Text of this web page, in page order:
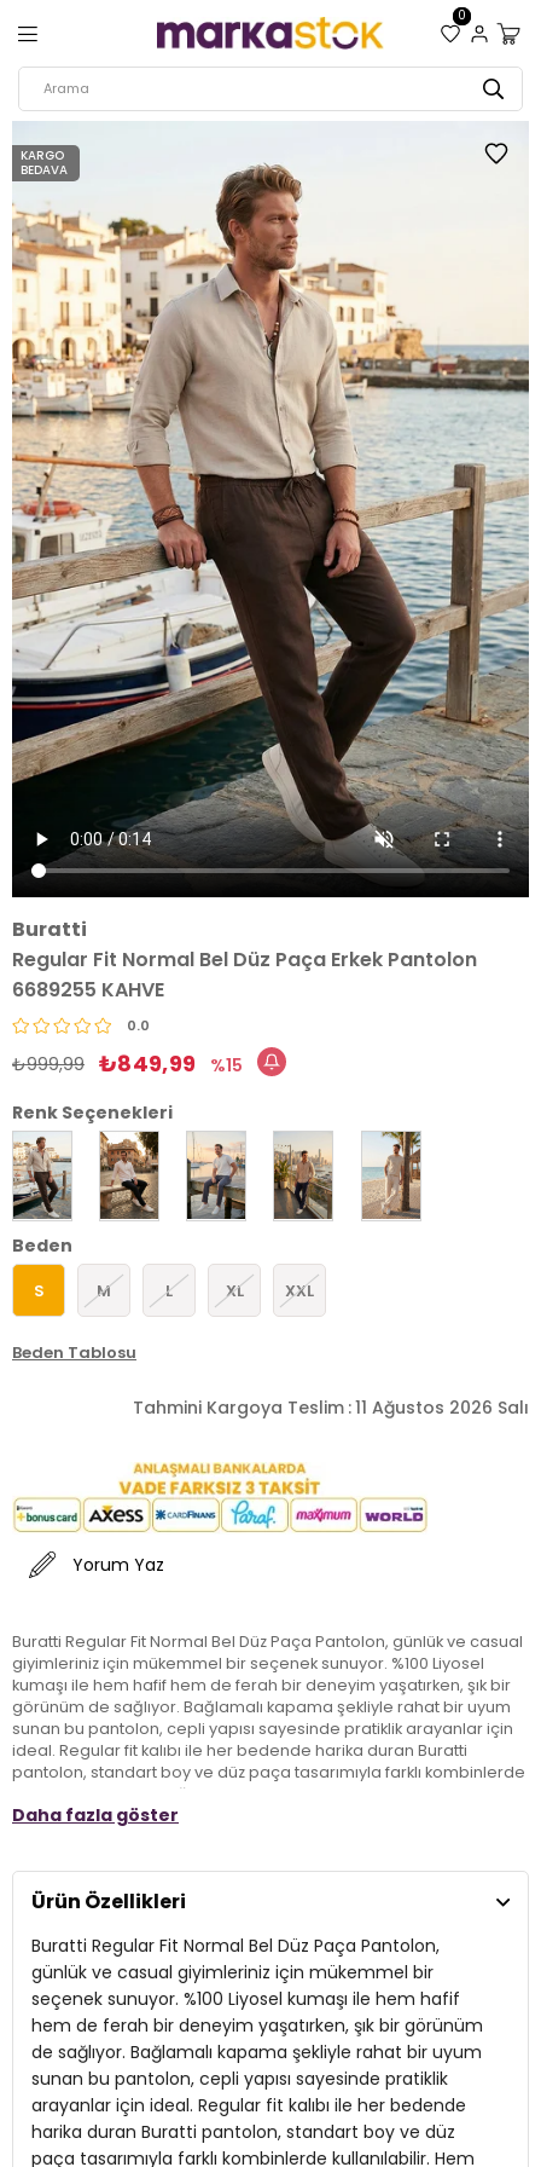
0
KARGO
BEDAVA
Buratti
Regular Fit Normal Bel Düz Paça Erkek Pantolon
6689255 KAHVE
0.0
₺999,99 ₺849,99
15
Renk Seçenekleri
Beden
S M L XL XXL
Beden Tablosu
Tahmini Kargoya Teslim :11 Ağustos 2026 Salı
Yorum Yaz
Buratti Regular Fit Normal Bel Düz Paça Pantolon, günlük ve casual
giyimleriniz için mükemmel bir seçenek sunuyor. %100 Liyosel
kumaşı ile hem hafif hem de ferah bir deneyim yaşatırken, şık bir
görünüm de sağlıyor. Bağlamalı kapama şekliyle rahat bir uyum
sunan bu pantolon, cepli yapısı sayesinde pratiklik arayanlar için
ideal. Regular fit kalıbı ile her bedende harika duran Buratti
pantolon, standart boy ve düz paça tasarımıyla farklı kombinlerde
kullanılabilir. Hem şıklığı hem de konforu bir arada sunan bu
pantolon, modern stilinize zarif bir dokunuş katacak.
Model:
Materyal:% 100 Liyosel
Kapama Şekli:Bağlamalı
Cep: Cepli
Kumaş Tipi: Belirtilmemiş
Bel:Normal Bel
Daha fazla göster
Ürün Özellikleri
Buratti Regular Fit Normal Bel Düz Paça Pantolon,
günlük ve casual giyimleriniz için mükemmel bir
seçenek sunuyor. %100 Liyosel kumaşı ile hem hafif
hem de ferah bir deneyim yaşatırken, şık bir görünüm
de sağlıyor. Bağlamalı kapama şekliyle rahat bir uyum
sunan bu pantolon, cepli yapısı sayesinde pratiklik
arayanlar için ideal. Regular fit kalıbı ile her bedende
harika duran Buratti pantolon, standart boy ve düz
paça tasarımıyla farklı kombinlerde kullanılabilir. Hem